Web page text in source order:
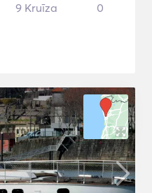
9 Kruīza 0